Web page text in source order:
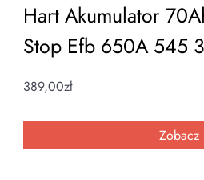
Hart Akumulator
Stop Efb 650A 545
389,00zł
Zobacz